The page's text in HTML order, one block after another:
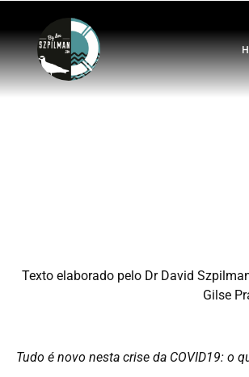
COVID-
Texto elaborado pelo Dr David
Gilse
Tudo é novo nesta crise da COVID19: o